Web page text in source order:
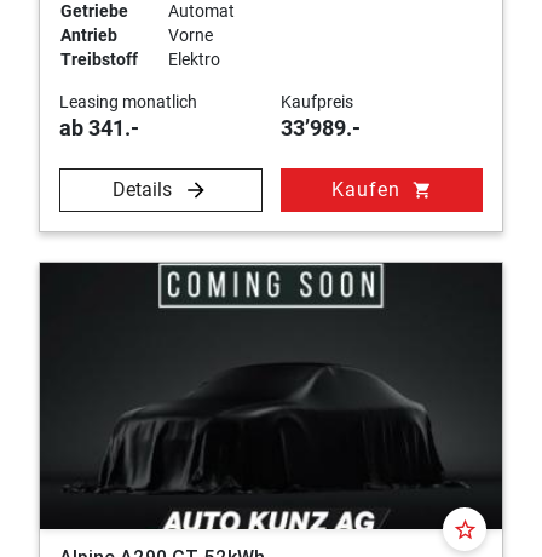
Getriebe
Automat
Antrieb
Vorne
Treibstoff
Elektro
Leasing monatlich
ab 341.-
Kaufpreis
33’989.-
Details Kaufen shopping_cart
star_border